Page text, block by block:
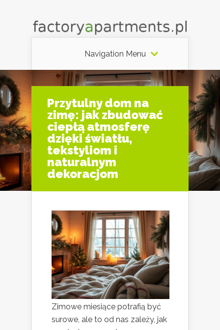
Navigation Menu
Przytulny dom na
zimę: jak zbudować
ciepłą atmosferę
dzięki światłu,
tekstyliom i
naturalnym
dekoracjom
Zimowe miesiące potrafią być
surowe, ale to od nas zależy, jak